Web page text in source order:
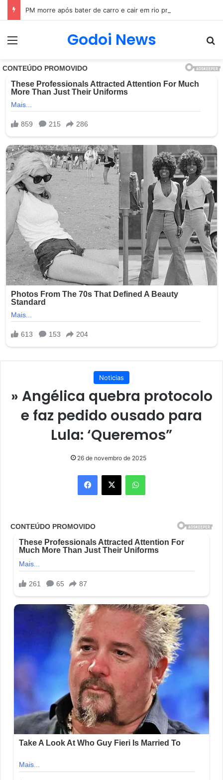
Menu Godoi News
Noticias
» Angélica quebra protocolo
e faz pedido ousado para
Lula: ‘Queremos”
26 de novembro de 2025
Facebook
X WhatsApp